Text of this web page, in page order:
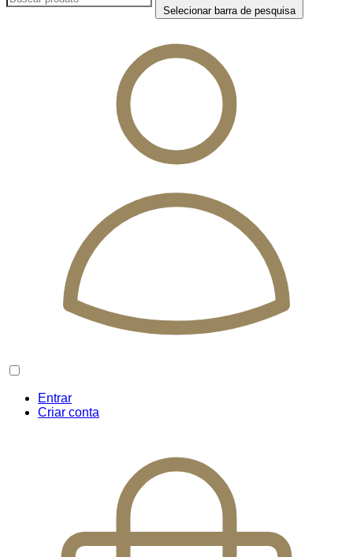
Selecionar barra de pesquisa
Entrar
Criar conta